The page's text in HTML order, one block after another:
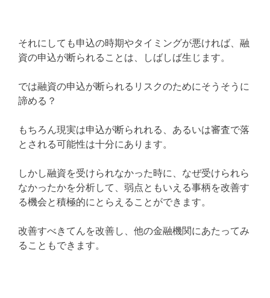
それにしても申込の時期やタイミングが悪ければ、融
資の申込が断られることは、しばしば生じます。
では融資の申込が断られるリスクのためにそうそうに
諦める？
もちろん現実は申込が断られれる、あるいは審査で落
とされる可能性は十分にあります。
しかし融資を受けられなかった時に、なぜ受けられら
なかったかを分析して、弱点ともいえる事柄を改善す
る機会と積極的にとらえることができます。
改善すべきてんを改善し、他の金融機関にあたってみ
ることもできます。